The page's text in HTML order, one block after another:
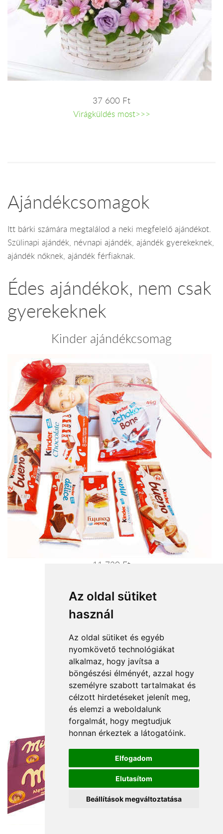
Az oldal sütiket
használ
Az oldal sütiket és egyéb
nyomkövető technológiákat
alkalmaz, hogy javítsa a
böngészési élményét, azzal hogy
személyre szabott tartalmakat és
célzott hirdetéseket jelenít meg,
és elemzi a weboldalunk
forgalmát, hogy megtudjuk
honnan érkeztek a látogatóink.
Elfogadom
Elutasítom
Beállítások megváltoztatása
37 600 Ft
Virágküldés most>>>
Ajándékcsomagok
Itt bárki számára megtalálod a neki megfelelő ajándékot.
Szülinapi ajándék, névnapi ajándék, ajándék gyerekeknek,
ajándék nőknek, ajándék férfiaknak.
Édes ajándékok, nem csak
gyerekeknek
Kinder ajándékcsomag
11 720 Ft
Milka hegy